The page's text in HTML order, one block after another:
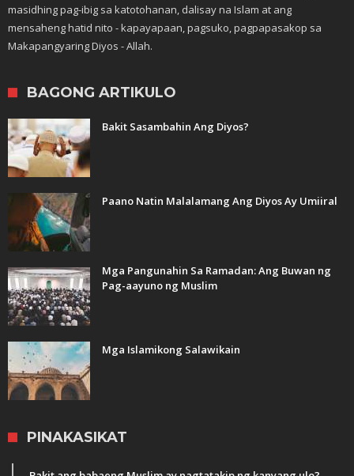
masidhing pag-ibig sa katotohanan, dalisay na Islam at ang
mensaheng hatid nito - kapayapaan, pagsuko, pagpapasakop sa
Makapangyaring Diyos - Allah.
BAGONG ARTIKULO
Bakit Sasambahin Ang Diyos?
Paano Natin Malalamang Ang Diyos Ay Umiiral
Mga Pangunahin Sa Ramadan: Ang Buwan ng
Pag-aayuno ng Muslim
Mga Islamikong Salawikain
PINAKASIKAT